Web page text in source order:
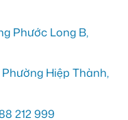
Phước Long B,
Hiệp Thành,
212 999